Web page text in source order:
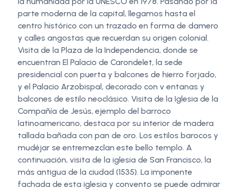
parte moderna de la capital, llegamos hasta el
centro histórico con un trazado en forma de damero
y calles angostas que recuerdan su origen colonial.
Visita de la Plaza de la Independencia, donde se
encuentran El Palacio de Carondelet, la sede
presidencial con puerta y balcones de hierro forjado,
y el Palacio Arzobispal, decorado con v entanas y
balcones de estilo neoclásico. Visita de la Iglesia de la
Compañía de Jesús, ejemplo del barroco
latinoamericano, destaca por su interior de madera
tallada bañada con pan de oro. Los estilos barocos y
mudéjar se entremezclan este bello templo. A
continuación, visita de la iglesia de San Francisco, la
más antigua de la ciudad (1535). La imponente
fachada de esta iglesia y convento se puede admirar